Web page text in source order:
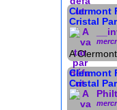
Clermont
Cristal
A
Clermont
Cristal